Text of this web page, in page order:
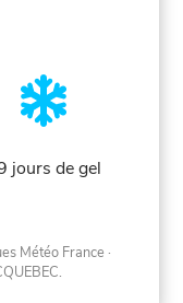
jours de gel
Météo France ·